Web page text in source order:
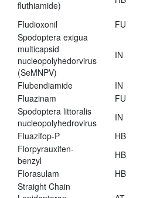
fluthiamide)
Fludioxonil
FU
Spodoptera exigua
multicapsid
nucleopolyhedorvirus
(SeMNPV)
IN
Flubendiamide IN
Fluazinam
FU
Spodoptera littoralis
nucleopolyhedrovirus
IN
Fluazifop-P
HB
Florpyrauxifen-
benzyl
HB
Florasulam
HB
Straight Chain